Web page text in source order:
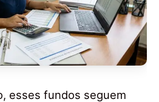
esses fundos seguem